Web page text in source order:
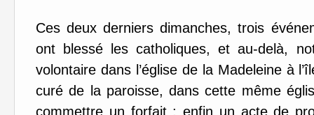
Ces deux derniers dimanches, trois
ont blessé les catholiques, et au-delà,
volontaire dans l’église de la Madeleine à
curé de la paroisse, dans cette même
commettre un forfait ; enfin un acte de